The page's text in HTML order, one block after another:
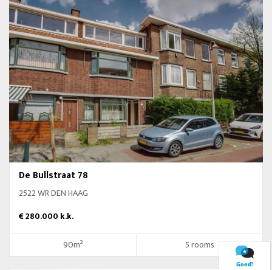
De Bullstraat 78
2522 WR DEN HAAG
€ 280.000 k.k.
90m² 5 rooms